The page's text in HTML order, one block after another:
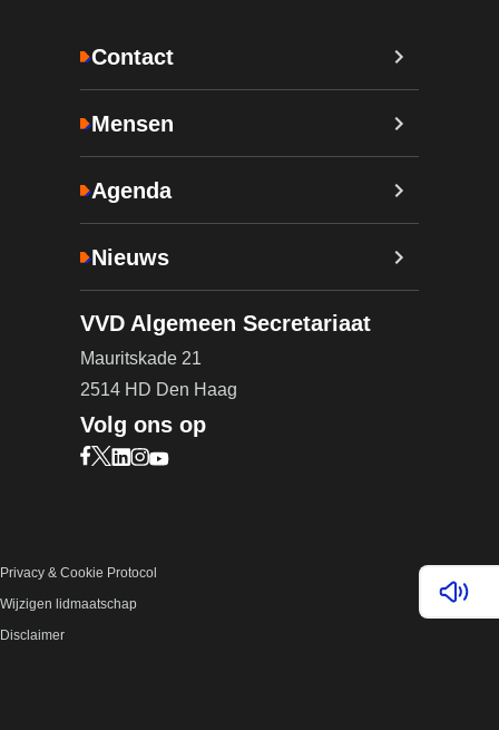
Lees
Contact
Mensen
Agenda
Nieuws
VVD Algemeen Secretariaat
Mauritskade 21
2514 HD Den Haag
Volg ons op
Bezoek onze Facebook pagina (opent in nieuw
Bezoek onze X pagina (opent in nieuw tabblad)
Bezoek onze LinkedIn pagina (opent in nieuw
Bezoek onze Instagram pagina (opent in
Bezoek onze YouTube pagina (opent in
Privacy & Cookie Protocol
Wijzigen lidmaatschap
Disclaimer